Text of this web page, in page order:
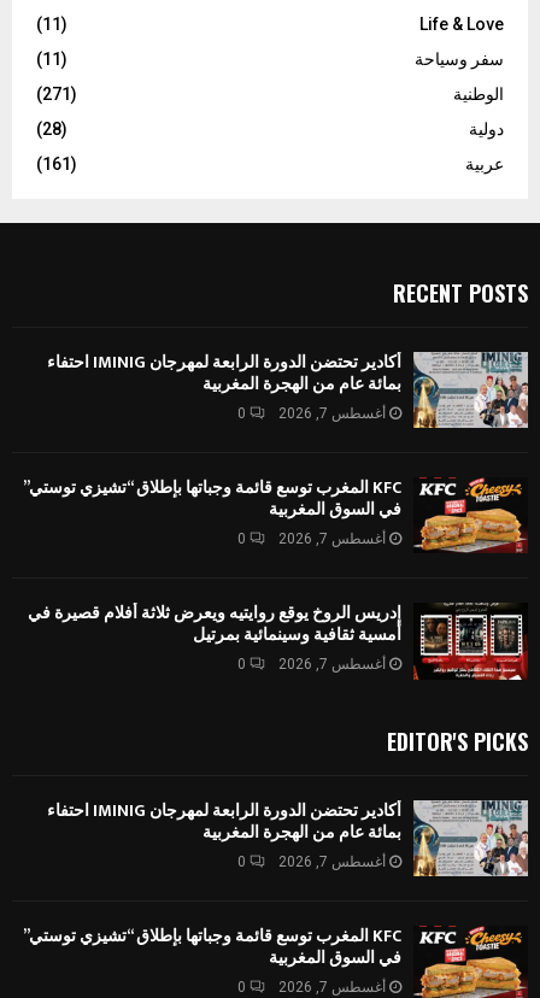
Life & Love
(11)
سفر وسياحة
(11)
الوطنية
(271)
دولية
(28)
عربية
(161)
RECENT POSTS
أكادير تحتضن الدورة الرابعة لمهرجان IMINIG احتفاء
بمائة عام من الهجرة المغربية
أغسطس 7, 2026 0
KFC المغرب توسع قائمة وجباتها بإطلاق “تشيزي توستي”
في السوق المغربية
أغسطس 7, 2026 0
إدريس الروخ يوقع روايتيه ويعرض ثلاثة أفلام قصيرة في
أمسية ثقافية وسينمائية بمرتيل
أغسطس 7, 2026 0
EDITOR'S PICKS
أكادير تحتضن الدورة الرابعة لمهرجان IMINIG احتفاء
بمائة عام من الهجرة المغربية
أغسطس 7, 2026 0
KFC المغرب توسع قائمة وجباتها بإطلاق “تشيزي توستي”
في السوق المغربية
أغسطس 7, 2026 0